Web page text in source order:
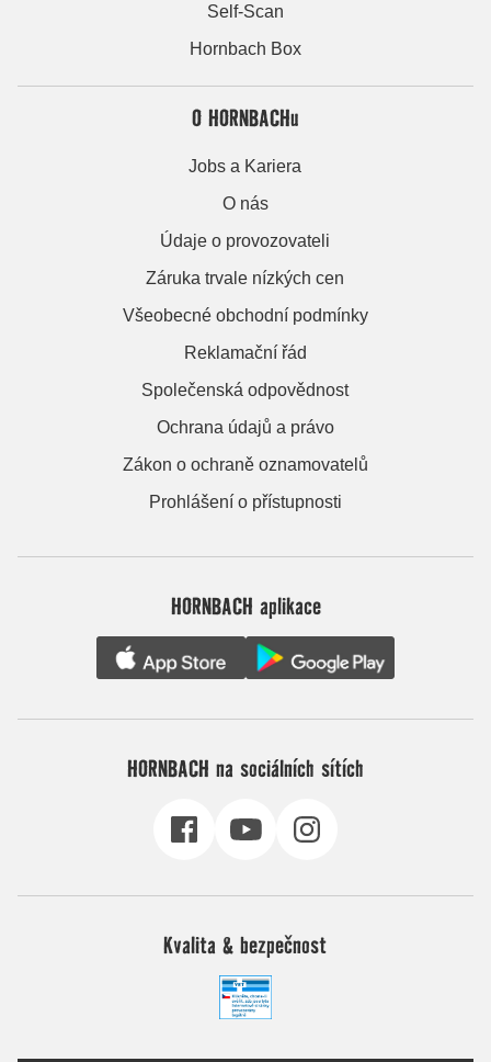
Self-Scan
Hornbach Box
O HORNBACHu
Jobs a Kariera
O nás
Údaje o provozovateli
Záruka trvale nízkých cen
Všeobecné obchodní podmínky
Reklamační řád
Společenská odpovědnost
Ochrana údajů a právo
Zákon o ochraně oznamovatelů
Prohlášení o přístupnosti
HORNBACH aplikace
HORNBACH na sociálních sítích
Kvalita & bezpečnost